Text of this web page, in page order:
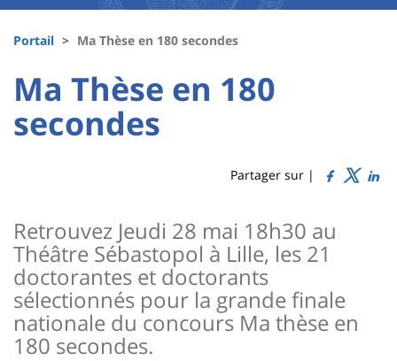
Recherche
Block
liste
des
composantes
d'Ariane
Portail Ma Thèse en 180 secondes
University
:
Sidebar
University
:
Main
Titre
Ma Thèse en 180
secondes
Partager sur |
Contenu
de
la
page
principale
Retrouvez Jeudi 28 mai 18h30 au
Théâtre Sébastopol à Lille, les 21
doctorantes et doctorants
sélectionnés pour la grande finale
nationale du concours Ma thèse en
180 secondes.